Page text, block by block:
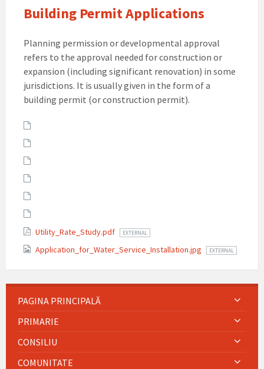
Building Permit Applications
Planning permission or developmental approval
refers to the approval needed for construction or
expansion (including significant renovation) in some
jurisdictions. It is usually given in the form of a
building permit (or construction permit).
Attachments
Utility_Rate_Study.pdf EXTERNAL
Application_for_Water_Service_Installation.jpg EXTERNAL
PAGINA PRINCIPALĂ
PRIMARIE
CONSILIU
COMUNITATE